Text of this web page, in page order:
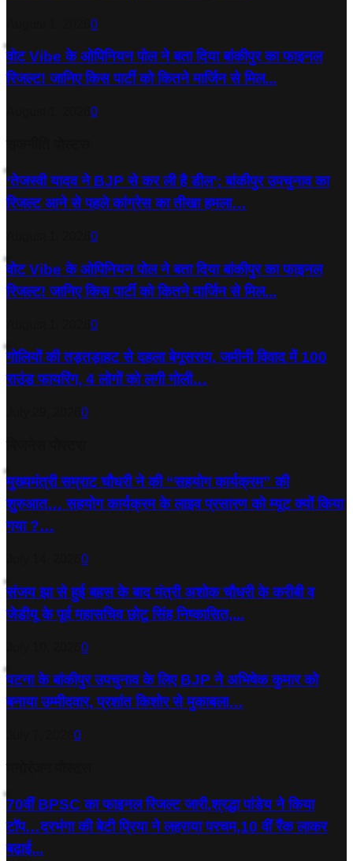
0
वोट Vibe के ओपिनियन पोल ने बता दिया बांकीपुर का फाइनल
रिजल्ट! जानिए किस पार्टी को कितने मार्जिन से मिल...
0
‘तेजस्‍वी यादव ने BJP से कर ली है डील’; बांकीपुर उपचुनाव का
रिजल्‍ट आने से पहले कांग्रेस का तीखा हमला…
0
वोट Vibe के ओपिनियन पोल ने बता दिया बांकीपुर का फाइनल
रिजल्ट! जानिए किस पार्टी को कितने मार्जिन से मिल...
0
गोलियों की तड़तड़ाहट से दहला बेगूसराय, जमीनी विवाद में 100
राउंड फायरिंग, 4 लोगों को लगी गोली…
0
मुख्यमंत्री सम्राट चौधरी ने की “सहयोग कार्यक्रम” की
शुरुआत… सहयोग कार्यक्रम के लाइव प्रसारण को म्यूट क्यों किया
गया ?…
0
संजय झा से हुई बहस के बाद मंत्री अशोक चौधरी के करीबी व
जेडीयू के पूर्व महासचिव छोटू सिंह निष्कासित,...
0
पटना के बांकीपुर उपचुनाव के लिए BJP ने अभिषेक कुमार को
बनाया उम्मीदवार, प्रशांत किशोर से मुकाबला…
0
70वीं BPSC का फाइनल रिजल्ट जारी,श्रद्धा पांडेय ने किया
टॉप…दरभंगा की बेटी प्रिया ने लहराया परचम,10 वीं रैंक लाकर
बढ़ाई...